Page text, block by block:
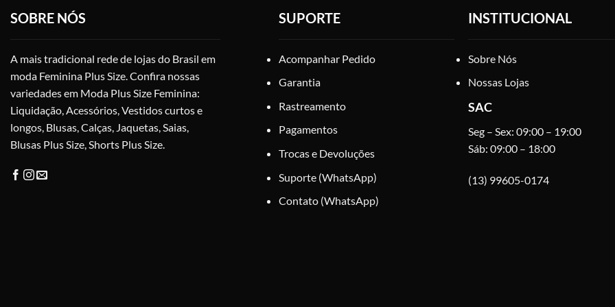
do
produto
ser
do
SOBRE NÓS
A mais tradicional rede de lojas do Brasil em
moda Feminina Plus Size. Confira nossas
variedades em Moda Plus Size Feminina:
Liquidação, Acessórios, Vestidos curtos e
longos, Blusas, Calças, Jaquetas, Saias,
Blusas Plus Size, Shorts Plus Size.
SUPORTE
Acompanhar Pedido
Garantia
Rastreamento
Pagamentos
Trocas e Devoluções
Suporte (WhatsApp)
Contato (WhatsApp)
INSTITUCIONAL
Sobre Nós
Nossas Lojas
SAC
Seg – Sex: 09:00 – 19:00
Sáb: 09:00 – 18:00
(13) 99605-0174